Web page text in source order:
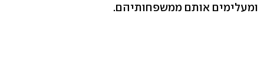
ומעלימים אותם ממשפחותיהם.